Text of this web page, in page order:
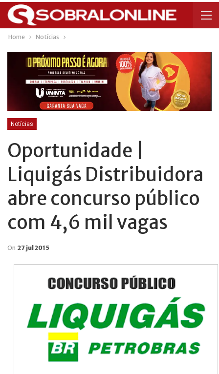
Home Notícias
Notícias
Oportunidade |
Liquigás Distribuidora
abre concurso público
com 4,6 mil vagas
On 27 jul 2015